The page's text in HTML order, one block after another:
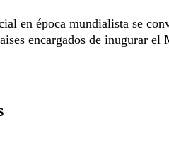
en época mundialista se
encargados de inugurar